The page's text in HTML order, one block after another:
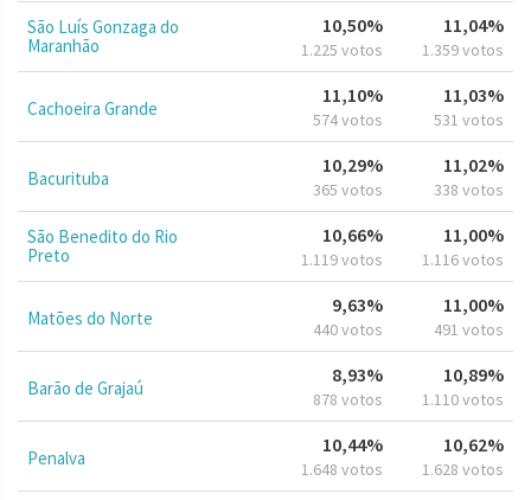
São Luís Gonzaga do
Maranhão
10,50%
1.225 votos
11,04%
1.359 votos
Cachoeira Grande
11,10%
574 votos
11,03%
531 votos
Bacurituba
10,29%
365 votos
11,02%
338 votos
São Benedito do Rio
Preto
10,66%
1.119 votos
11,00%
1.116 votos
Matões do Norte
9,63%
440 votos
11,00%
491 votos
Barão de Grajaú
8,93%
878 votos
10,89%
1.110 votos
Penalva
10,44%
1.648 votos
10,62%
1.628 votos